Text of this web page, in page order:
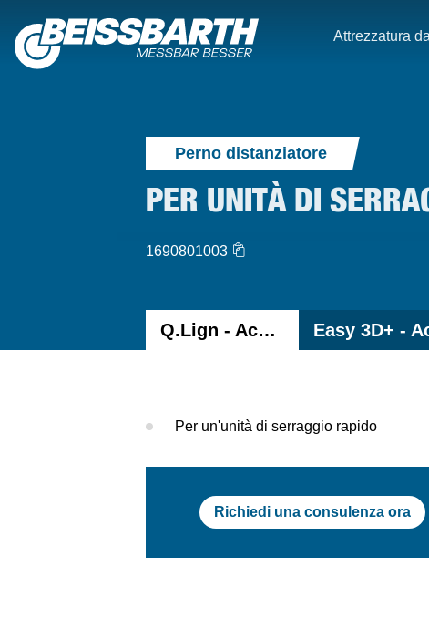
Attrezzatura
Perno distanziatore
PER UNITÀ DI
1690801003
Q.Lign - Accessori
Per un'unità di serraggio rapido
Richiedi una consulenza ora